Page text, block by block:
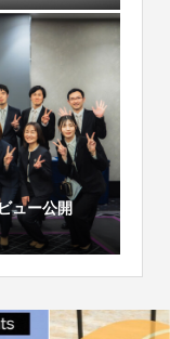
ュー公開